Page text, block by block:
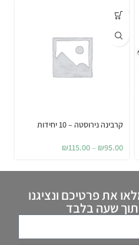
קרבינה נירוסטה – 10 יחידות
₪95.00
–
₪115.00
את פרטיכם ונציגנו
תוך שעה בלבד